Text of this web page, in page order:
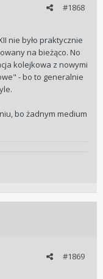
#1868
nie było praktycznie
na bieżąco. No
kolejkowa z nowymi
- bo to generalnie
bo żadnym medium
#1869